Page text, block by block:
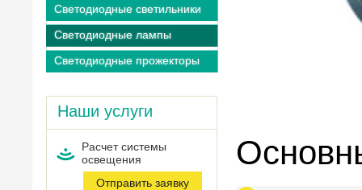
Светодиодные светильники
Светодиодные лампы
Светодиодные прожекторы
Наши услуги
Расчет системы
оcвещения
Отправить заявку